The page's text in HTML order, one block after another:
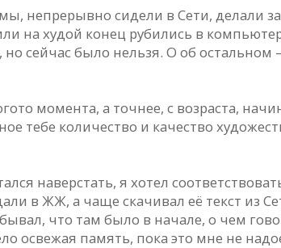
непрерывно сидели в Сети, делали
на худой конец рубились в
сейчас было нельзя. О об
момента, а точнее, с возраста,
тебе количество и качество
наверстать, я хотел
в ЖЖ, а чаще скачивал её текст из
что там было в начале, о чем
освежая память, пока это мне не